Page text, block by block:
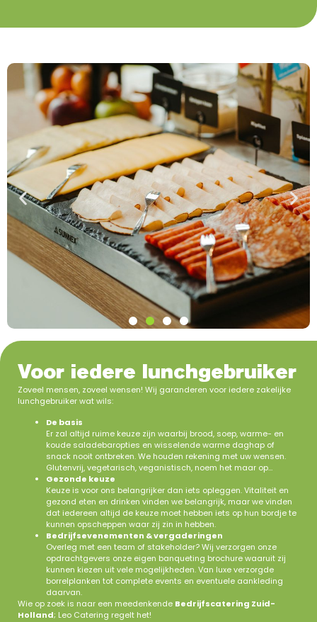
Voor iedere lunchgebruiker
Zoveel mensen, zoveel wensen! Wij garanderen voor iedere zakelijke
lunchgebruiker wat wils:
De basis
Er zal altijd ruime keuze zijn waarbij brood, soep, warme- en
koude saladebaropties en wisselende warme daghap of
snack nooit ontbreken. We houden rekening met uw wensen.
Glutenvrij, vegetarisch, veganistisch, noem het maar op…
Gezonde keuze
Keuze is voor ons belangrijker dan iets opleggen. Vitaliteit en
gezond eten en drinken vinden we belangrijk, maar we vinden
dat iedereen altijd de keuze moet hebben iets op hun bordje te
kunnen opscheppen waar zij zin in hebben.
Bedrijfsevenementen & vergaderingen
Overleg met een team of stakeholder? Wij verzorgen onze
opdrachtgevers onze eigen banqueting brochure waaruit zij
kunnen kiezen uit vele mogelijkheden. Van luxe verzorgde
borrelplanken tot complete events en eventuele aankleding
daarvan.
Wie op zoek is naar een meedenkende Bedrijfscatering Zuid-
Holland; Leo Catering regelt het!